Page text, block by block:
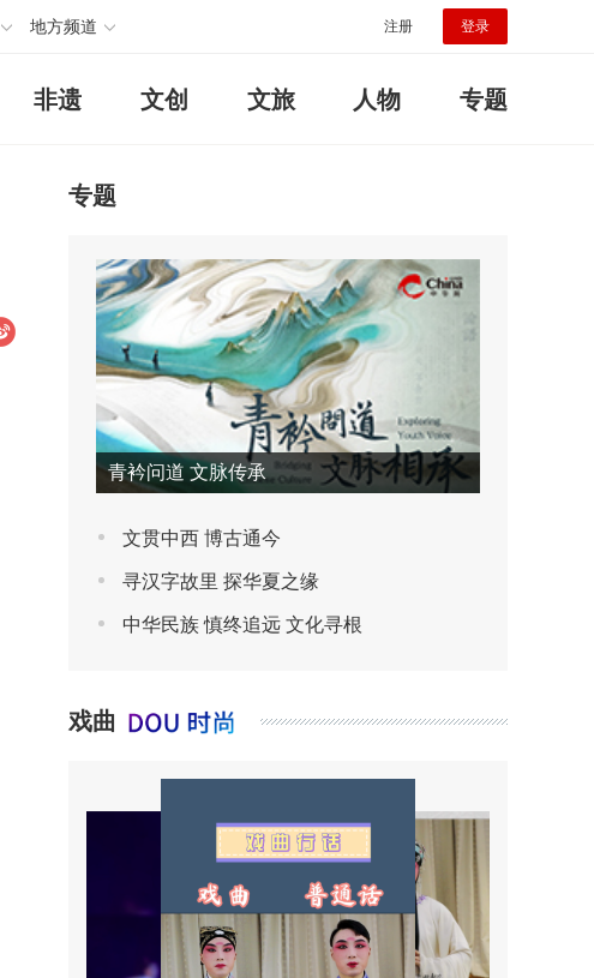
地方频道 注册 登录
非遗 文创 文旅 人物 专题
专题
青衿问道 文脉传承
文贯中西 博古通今
寻汉字故里 探华夏之缘
中华民族 慎终追远 文化寻根
戏曲